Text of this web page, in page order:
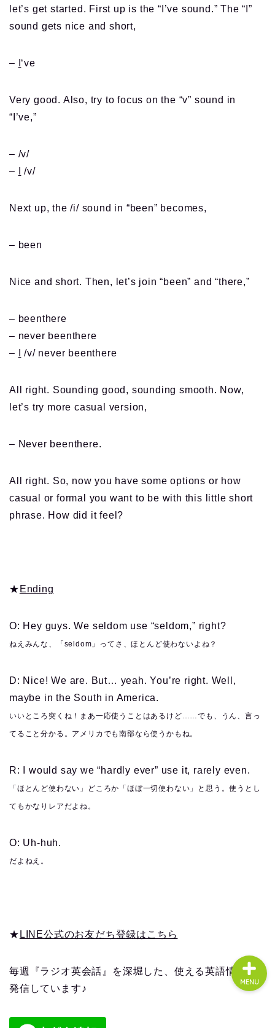
let’s get started. First up is the “I’ve sound.” The “I”
sound gets nice and short,
– ‘ve
Very good. Also, try to focus on the “v” sound in
“I’ve,”
– /v/
–
/v/
Next up, the /i/ sound in “been” becomes,
– been
Nice and short. Then, let’s join “been” and “there,”
– beenthere
– never beenthere
–
/v/ never beenthere
All right. Sounding good, sounding smooth. Now,
let’s try more casual version,
– Never beenthere.
All right. So, now you have some options or how
casual or formal you want to be with this little short
phrase. How did it feel?
★ Ending
O: Hey guys. We seldom use “seldom,” right?
ねえみんな、「seldom」ってさ、ほとんど使わないよね？
D: Nice! We are. But… yeah. You’re right. Well,
maybe in the South in America.
いいところ突くね！まあ一応使うことはあるけど……でも、うん、言っ
てること分かる。アメリカでも南部なら使うかもね。
R: I would say we “hardly ever” use it, rarely even.
「ほとんど使わない」どころか「ほぼ一切使わない」と思う。使うとし
てもかなりレアだよね。
O: Uh-huh.
だよねえ。
★ LINE公式のお友だち登録はこちら
毎週『ラジオ英会話』を深堀した、使える英語情報を
発信しています♪
MENU
About us